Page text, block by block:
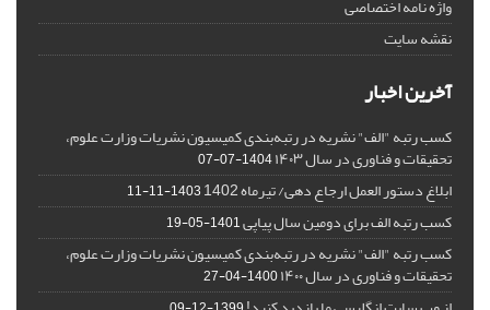
واژه نامه اختصاصی
نقشه سایت
آخرین اخبار
کسب رتبه "الف" نشریه در رتبه‌بندی کمیسیون نشریات وزارت علوم،
تحقیقات و فناوری در سال ۱۴۰۳ 1404-07-07
ابلاغ دستور العمل ارجاع دهی/ تیرماه 1402 1403-11-11
کسب رتبه الف برای دومین سال پیاپی1401-05-19
کسب رتبه "الف" نشریه در رتبه‌بندی کمیسیون نشریات وزارت علوم،
تحقیقات و فناوری در سال ۱۴۰۰ 1400-04-27